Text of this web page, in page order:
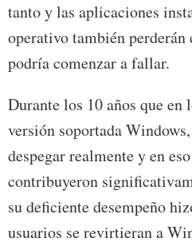
tanto y las aplicaciones
operativo también perderán
podría comenzar a fallar.
Durante los 10 años que en
versión soportada
despegar realmente y en
contribuyeron
su deficiente desempeño
usuarios se revirtieran a